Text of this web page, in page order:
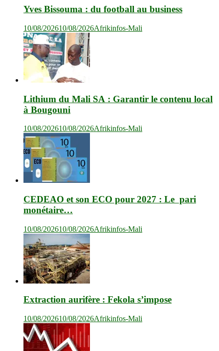
Yves Bissouma : du football au business
10/08/202610/08/2026Afrikinfos-Mali
Lithium du Mali SA : Garantir le contenu local
à Bougouni
10/08/202610/08/2026Afrikinfos-Mali
CEDEAO et son ECO pour 2027 : Le pari
monétaire…
10/08/202610/08/2026Afrikinfos-Mali
Extraction aurifère : Fekola s’impose
10/08/202610/08/2026Afrikinfos-Mali